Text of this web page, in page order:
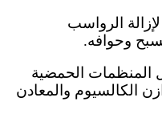
الرواسب
وحوافه.
المنظمات الحمضية
الكالسيوم والمعادن